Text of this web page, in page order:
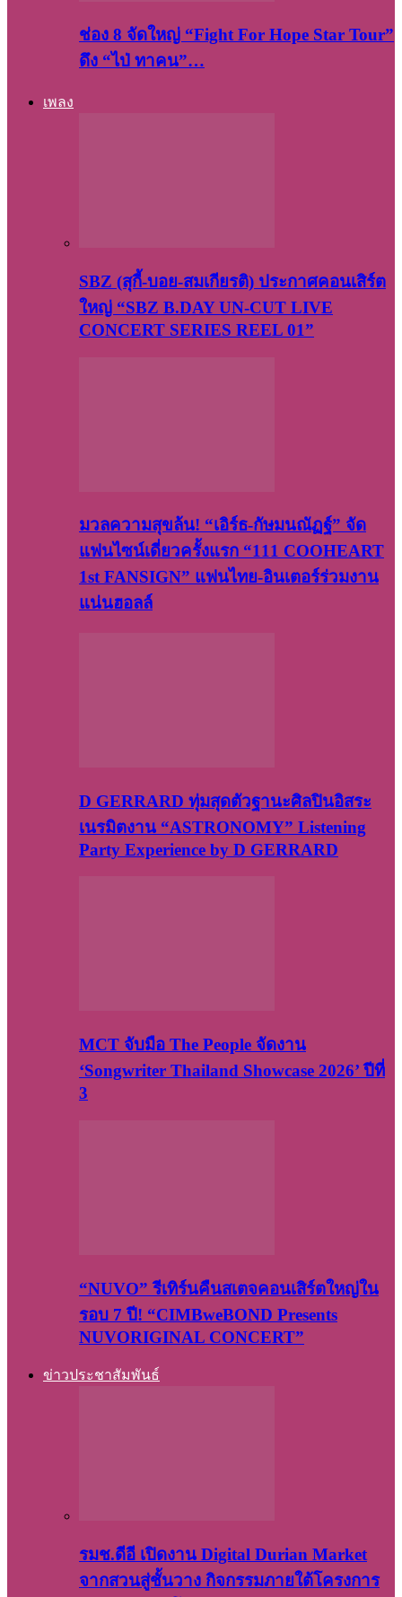
ช่อง 8 จัดใหญ่ “Fight For Hope Star Tour”
ดึง “ไป่ ทาคน”…
เพลง
SBZ (สุกี้-บอย-สมเกียรติ) ประกาศคอนเสิร์ต
ใหญ่ “SBZ B.DAY UN-CUT LIVE
CONCERT SERIES REEL 01”
มวลความสุขล้น! “เอิร์ธ-กัษมนณัฏฐ์” จัด
แฟนไซน์เดี่ยวครั้งแรก “111 COOHEART
1st FANSIGN” แฟนไทย-อินเตอร์ร่วมงาน
แน่นฮอลล์
D GERRARD ทุ่มสุดตัวฐานะศิลปินอิสระ
เนรมิตงาน “ASTRONOMY” Listening
Party Experience by D GERRARD
MCT จับมือ The People จัดงาน
‘Songwriter Thailand Showcase 2026’ ปีที่
3
“NUVO” รีเทิร์นคืนสเตจคอนเสิร์ตใหญ่ใน
รอบ 7 ปี! “CIMBweBOND Presents
NUVORIGINAL CONCERT”
ข่าวประชาสัมพันธ์
รมช.ดีอี เปิดงาน Digital Durian Market
จากสวนสู่ชั้นวาง กิจกรรมภายใต้โครงการ